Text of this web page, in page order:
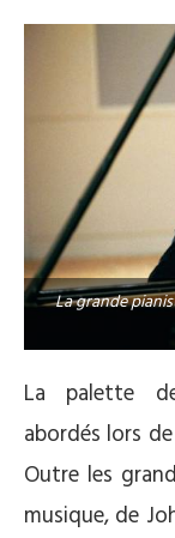
La grande
La palette
abordés lors
Outre les
musique, de